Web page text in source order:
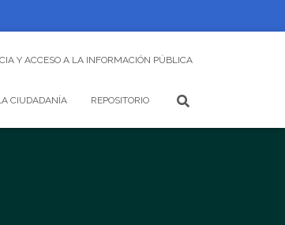
Y ACCESO A LA INFORMACIÓN PÚBLICA
CIUDADANÍA REPOSITORIO